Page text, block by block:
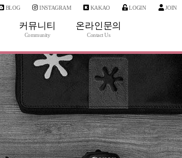
BLOG INSTAGRAM KAKAO LOGIN JOIN
커뮤니티
Community
공지사항
온라인문의
Contact Us
1:1문의